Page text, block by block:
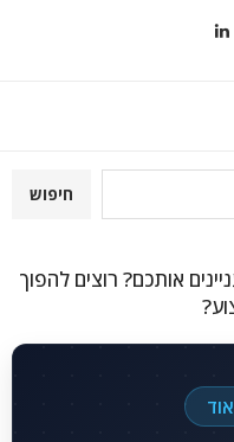
חיפוש
אותכם? רוצים להפוך